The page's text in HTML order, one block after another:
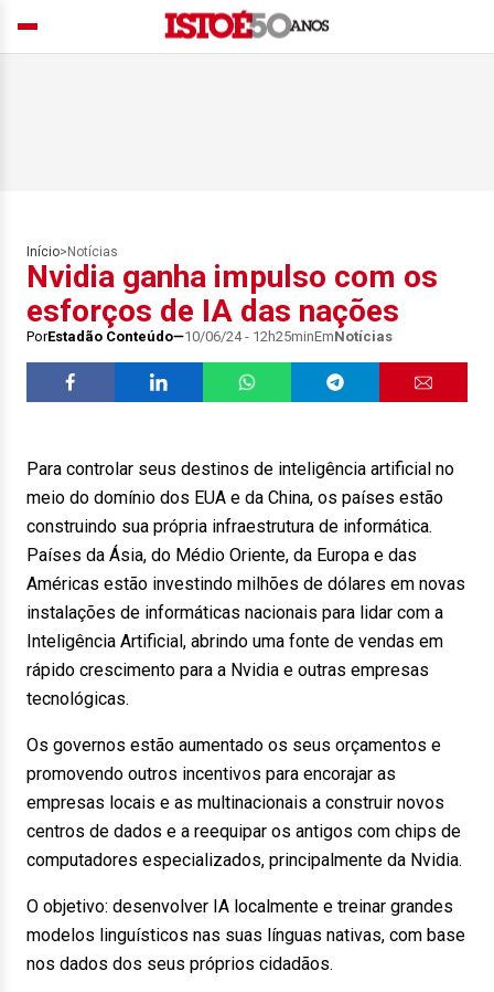
Início> Notícias
Nvidia ganha impulso com os
esforços de IA das nações
PorEstadão Conteúdo 10/06/24 - 12h25minEmNotícias
Para controlar seus destinos de inteligência artificial no
meio do domínio dos EUA e da China, os países estão
construindo sua própria infraestrutura de informática.
Países da Ásia, do Médio Oriente, da Europa e das
Américas estão investindo milhões de dólares em novas
instalações de informáticas nacionais para lidar com a
Inteligência Artificial, abrindo uma fonte de vendas em
rápido crescimento para a Nvidia e outras empresas
tecnológicas.
Os governos estão aumentado os seus orçamentos e
promovendo outros incentivos para encorajar as
empresas locais e as multinacionais a construir novos
centros de dados e a reequipar os antigos com chips de
computadores especializados, principalmente da Nvidia.
O objetivo: desenvolver IA localmente e treinar grandes
modelos linguísticos nas suas línguas nativas, com base
nos dados dos seus próprios cidadãos.